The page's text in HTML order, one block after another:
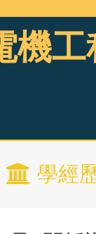
機
學經